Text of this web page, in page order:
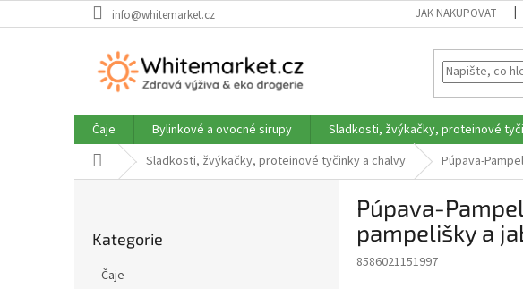
na
info@whitemarket.cz JAK NAKUPOVAT
Čaje Bylinkové a ovocné sirupy Sladkosti, žvýkačky, proteinové
Domů Sladkosti, žvýkačky, proteinové tyčinky a chalvy Púpava-
kategorie
Kategorie
Čaje
Púpava-
pampelišky a
8586021151997